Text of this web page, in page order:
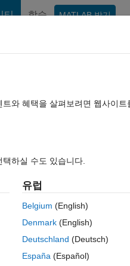
티 학습 MATLAB 받기
legend
not getting quiete the result.
와 혜택을 살펴보려면 웹사이
하실 수도 있습니다.
유럽
Belgium (English)
Denmark (English)
Deutschland (Deutsch)
España (Español)